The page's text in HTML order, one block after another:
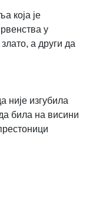
која је
у
а други да
није изгубила
била на висини